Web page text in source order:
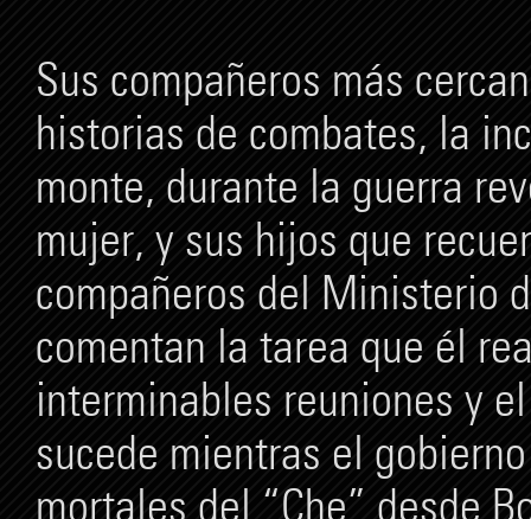
Sus compañeros más
historias de combates, la
monte, durante la guerra
mujer, y sus hijos que
compañeros del Ministerio
comentan la tarea que él
interminables reuniones y
sucede mientras el
mortales del “Che” desde